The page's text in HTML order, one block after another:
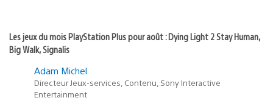
Les jeux du mois PlayStation Plus pour août : Dying Light 2 Stay Human,
Big Walk, Signalis
Adam Michel
Directeur Jeux-services, Contenu, Sony Interactive
Entertainment